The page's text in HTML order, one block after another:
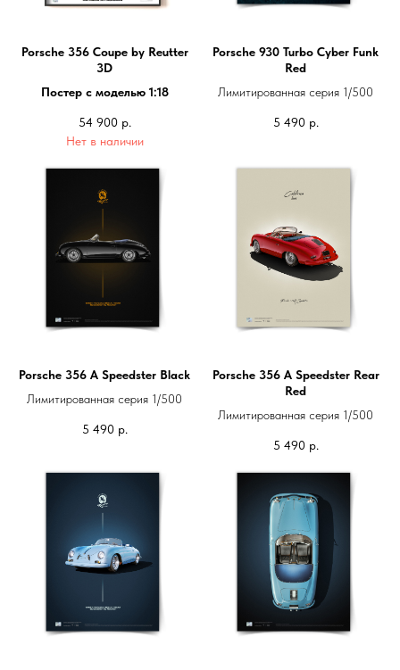
Porsche 356 Coupe by Reutter
3D
Постер с моделью 1:18
54 900 р.
Нет в наличии
Porsche 930 Turbo Cyber Funk
Red
Лимитированная серия 1/500
5 490 р.
Porsche 356 A Speedster Black
Лимитированная серия 1/500
5 490 р.
Porsche 356 A Speedster Rear
Red
Лимитированная серия 1/500
5 490 р.